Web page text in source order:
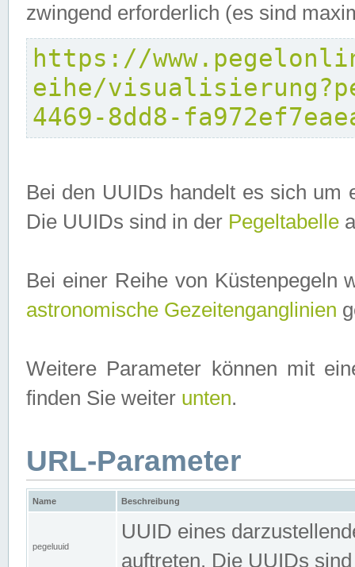
zwingend erforderlich (es sind
https://
eihe/
4469-8dd8-
Bei den UUIDs handelt es sich um
Die UUIDs sind in der Pegeltabelle
Bei einer Reihe von Küstenpegeln
astronomische Gezeitenganglinien
Weitere Parameter können mit
finden Sie weiter unten.
URL-Parameter
Name Beschreibung
pegeluuid
UUID eines
auftreten. Die UUIDs